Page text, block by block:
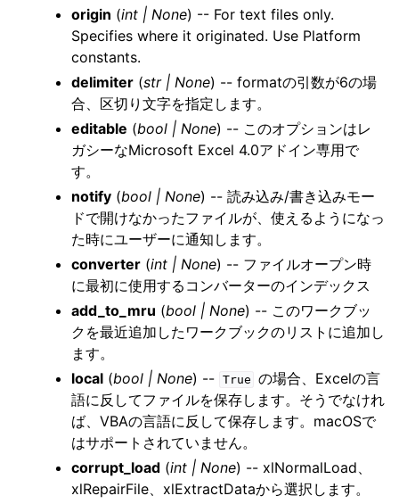
origin (int | None) -- For text files only.
Specifies where it originated. Use Platform
constants.
delimiter (str| None) -- formatの引数が6の場
合、区切り文字を指定します。
editable (bool | None) -- このオプションはレ
ガシーなMicrosoft Excel 4.0アドイン専用で
す。
notify (bool | None) -- 読み込み/書き込みモー
ドで開けなかったファイルが、使えるようになっ
た時にユーザーに通知します。
converter (int | None) -- ファイルオープン時
に最初に使用するコンバーターのインデックス
add_to_mru (bool | None) -- このワークブッ
クを最近追加したワークブックのリストに追加し
ます。
local (bool | None) -- True の場合、Excelの言
語に反してファイルを保存します。そうでなけれ
ば、VBAの言語に反して保存します。macOSで
はサポートされていません。
corrupt_load (int | None) -- xlNormalLoad、
xlRepairFile、xlExtractDataから選択します。